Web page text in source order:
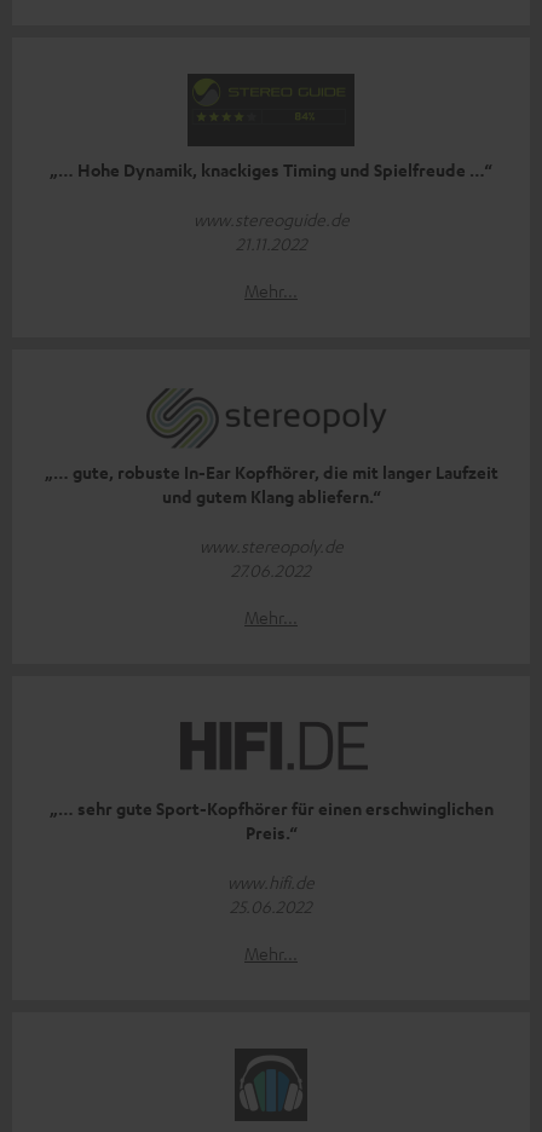
„… Hohe Dynamik, knackiges Timing und Spielfreude …“
www.stereoguide.de
21.11.2022
Mehr...
„… gute, robuste In-Ear Kopfhörer, die mit langer Laufzeit
und gutem Klang abliefern.“
www.stereopoly.de
27.06.2022
Mehr...
„… sehr gute Sport-Kopfhörer für einen erschwinglichen
Preis.“
www.hifi.de
25.06.2022
Mehr...